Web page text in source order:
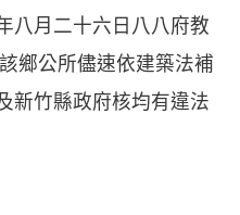
八月二十六日八八府教
鄉公所儘速依建築法補
新竹縣政府核均有違法